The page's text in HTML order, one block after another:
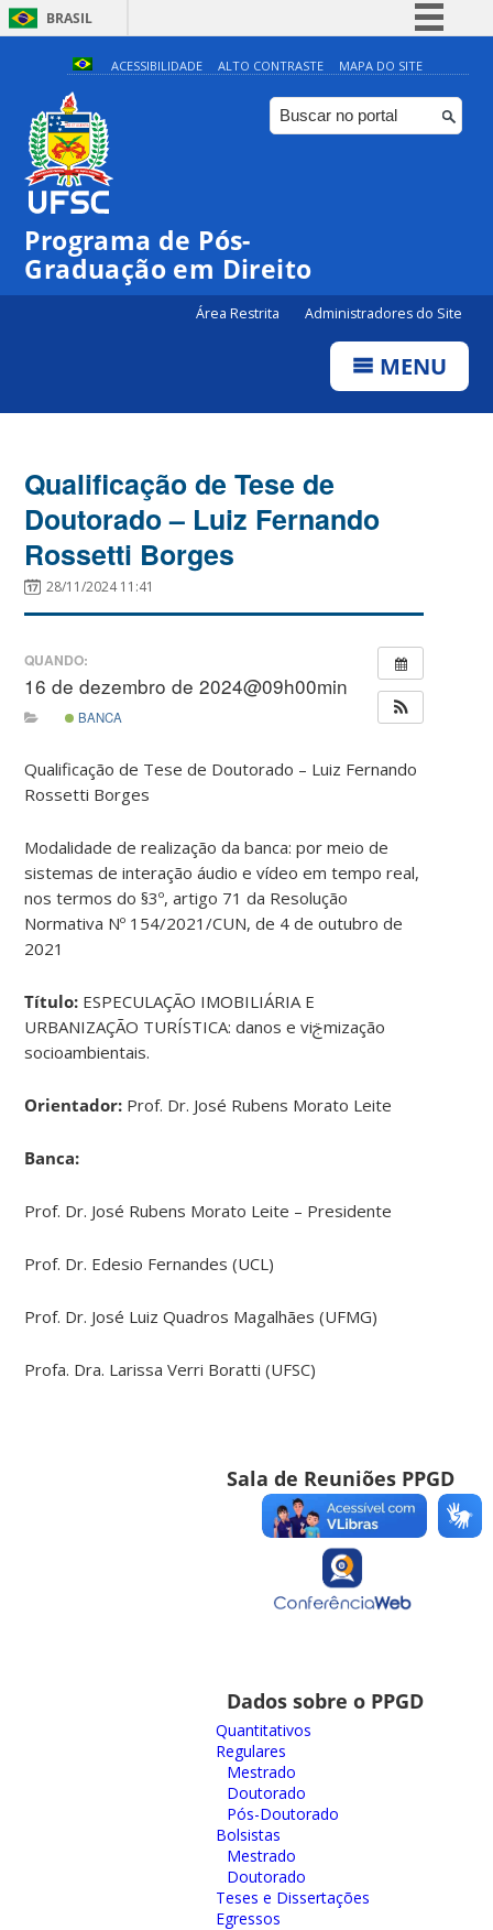
BRASIL
Simplifique!
Comunica BR
Participe
ACESSIBILIDADE ALTO CONTRASTE MAPA DO SITE
Programa de Pós-
Graduação em Direito
Área Restrita Administradores do Site
MENU
Qualificação de Tese de
Doutorado – Luiz Fernando
Rossetti Borges
28/11/2024 11:41
QUANDO:
16 de dezembro de 2024@09h00min
BANCA
Qualificação de Tese de Doutorado – Luiz Fernando
Rossetti Borges
Modalidade de realização da banca: por meio de
sistemas de interação áudio e vídeo em tempo real,
nos termos do §3º, artigo 71 da Resolução
Normativa Nº 154/2021/CUN, de 4 de outubro de
2021
Título: ESPECULAÇÃO IMOBILIÁRIA E
URBANIZAÇÃO TURÍSTICA: danos e viࢢmização
socioambientais.
Orientador: Prof. Dr. José Rubens Morato Leite
Banca:
Prof. Dr. José Rubens Morato Leite – Presidente
Prof. Dr. Edesio Fernandes (UCL)
Prof. Dr. José Luiz Quadros Magalhães (UFMG)
Profa. Dra. Larissa Verri Boratti (UFSC)
Sala de Reuniões PPGD
Dados sobre o PPGD
Quantitativos
Regulares
Mestrado
Doutorado
Pós-Doutorado
Bolsistas
Mestrado
Doutorado
Teses e Dissertações
Egressos